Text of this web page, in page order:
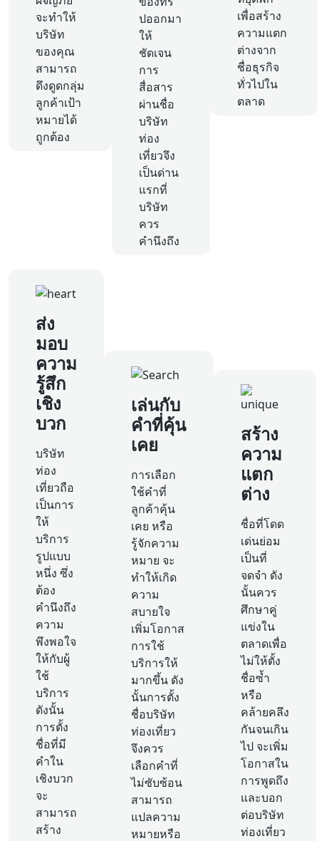
จะทำให้
บริษัท
ของคุณ
สามารถ
ดึงดูดกลุ่ม
ลูกค้าเป้า
หมายได้
ถูกต้อง
ปออกมา
ให้
ชัดเจน
การ
สื่อสาร
ผ่านชื่อ
บริษัท
ท่อง
เที่ยวจึง
เป็นด่าน
แรกที่
บริษัท
ควร
คำนึงถึง
เพื่อสร้าง
ความแตก
ต่างจาก
ชื่อธุรกิจ
ทั่วไปใน
ตลาด
ส่ง
มอบ
ความ
รู้สึก
เชิง
บวก
บริษัท
ท่อง
เที่ยวถือ
เป็นการ
ให้
บริการ
รูปแบบ
หนึ่ง ซึ่ง
ต้อง
คำนึงถึง
ความ
พึงพอใจ
ให้กับผู้
ใช้
บริการ
ดังนั้น
การตั้ง
ชื่อที่มี
คำใน
เชิงบวก
จะ
สามารถ
สร้าง
เล่นกับ
คำที่คุ้น
เคย
การเลือก
ใช้คำที่
ลูกค้าคุ้น
เคย หรือ
รู้จักความ
หมาย จะ
ทำให้เกิด
ความ
สบายใจ
เพิ่มโอกาส
การใช้
บริการให้
มากขึ้น ดัง
นั้นการตั้ง
ชื่อบริษัท
ท่องเที่ยว
จึงควร
เลือกคำที่
ไม่ซับซ้อน
สามารถ
แปลความ
หมายหรือ
สร้าง
ความ
แตก
ต่าง
ชื่อที่โดด
เด่นย่อม
เป็นที่
จดจำ ดัง
นั้นควร
ศึกษาคู่
แข่งใน
ตลาดเพื่อ
ไม่ให้ตั้ง
ชื่อซ้ำ
หรือ
คล้ายคลึง
กันจนเกิน
ไป จะเพิ่ม
โอกาสใน
การพูดถึง
และบอก
ต่อบริษัท
ท่องเที่ยว